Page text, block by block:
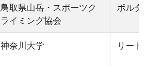
鳥取県山岳・スポーツク
ライミング協会
ボル
神奈川大学 リー